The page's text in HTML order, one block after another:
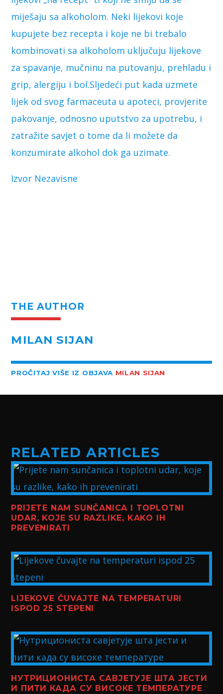
miješaju sa alkoholom. Neki lijekovi koje
kupujete bez recepta i koje ne bi trebalo
kombinovati sa alkoholom uključuju lijekove
za spavanje, mučninu na putovanju, prehladu i
grip, alergiju i bol.Sljedeći put kada uzmete
lijek od svog farmaceuta u apoteci, provjerite
pakovanje, odnosno uputstvo za upotrebu, i
zatražite savjet o tome da li možete da
konzumirate alkohol dok ga uzimate.
Izvor Nezavisne
THE AUTHOR
MILAN SIJAN
PROČITAJ VIŠE IZ OBJAVA MILAN SIJAN
RELATED ARTICLES
PRIJETE NAM SUNČANICA I TOPLOTNI
UDAR, KOJE SU RAZLIKE, KAKO IH
PREVENIRATI
LIJEKOVE ČUVAJTE NA TEMPERATURI
ISPOD 25 STEPENI
НУТРИЦИОНИСТА САВЈЕТУЈЕ ШТА ЈЕСТИ
И ПИТИ КАДА СУ ВИСОКЕ ТЕМПЕРАТУРЕ